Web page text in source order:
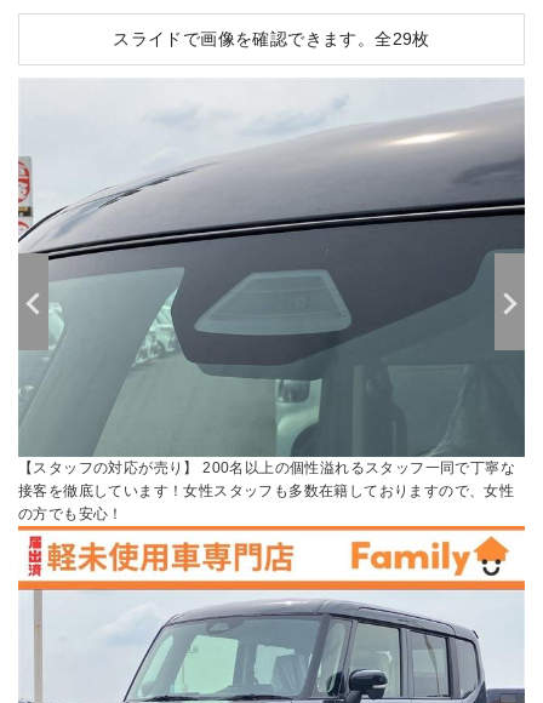
スライドで画像を確認できます。全29枚
【スタッフの対応が売り】 200名以上の個性溢れるスタッフ一同で丁寧な
接客を徹底しています！女性スタッフも多数在籍しておりますので、女性
の方でも安心！